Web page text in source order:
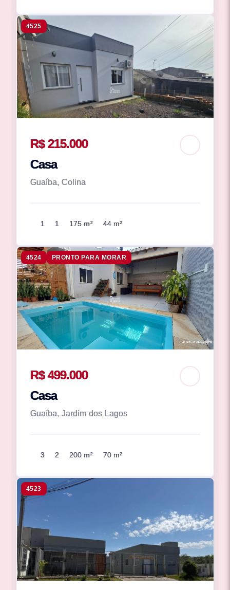
4525
R$ 215.000
Casa
Guaíba, Colina
1 1 175 m² 44 m²
4524 PRONTO PARA MORAR
R$ 499.000
Casa
Guaíba, Jardim dos Lagos
3 2 200 m² 70 m²
4523